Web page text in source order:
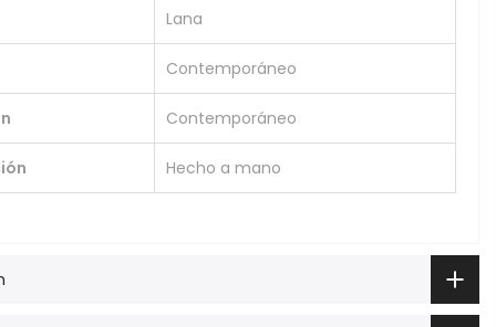
Lana
Contemporáneo
Contemporáneo
Hecho a mano